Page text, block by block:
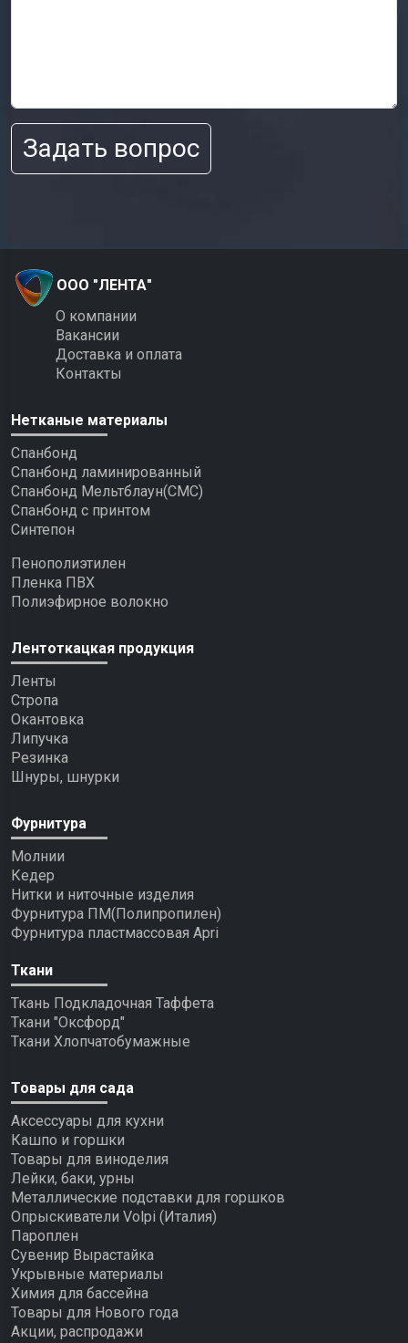
Задать вопрос
ООО "ЛЕНТА"
О компании
Вакансии
Доставка и оплата
Контакты
Нетканые материалы
Спанбонд
Спанбонд ламинированный
Спанбонд Мельтблаун(СМС)
Спанбонд с принтом
Синтепон
Пенополиэтилен
Пленка ПВХ
Полиэфирное волокно
Лентоткацкая продукция
Ленты
Стропа
Окантовка
Липучка
Резинка
Шнуры, шнурки
Фурнитура
Молнии
Кедер
Нитки и ниточные изделия
Фурнитура ПМ(Полипропилен)
Фурнитура пластмассовая Apri
Ткани
Ткань Подкладочная Таффета
Ткани "Оксфорд"
Ткани Хлопчатобумажные
Товары для сада
Аксессуары для кухни
Кашпо и горшки
Товары для виноделия
Лейки, баки, урны
Металлические подставки для горшков
Опрыскиватели Volpi (Италия)
Пароплен
Сувенир Вырастайка
Укрывные материалы
Химия для бассейна
Товары для Нового года
Акции, распродажи